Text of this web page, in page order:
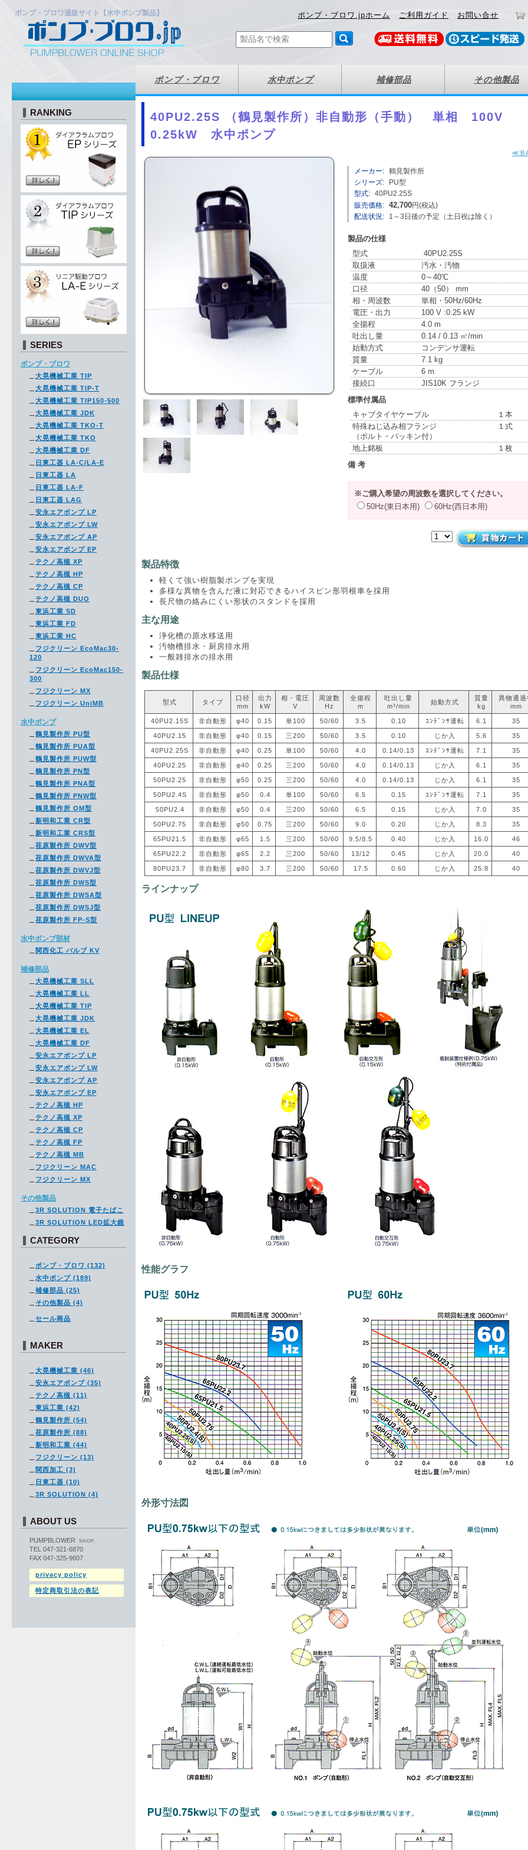
ポンプ・ブロワ通販サイト【水中ポンプ製品】 ポンプ・ブロワ.jpホーム ご利用ガイド お問い合せ
ポンプ・ブロワ 水中ポンプ 補修部品 その他製品
40PU2.25S （鶴見製作所）非自動形（手動） 単相 100V
0.25kW 水中ポンプ
メーカー: 鶴見製作所
シリーズ:
PU型
型式: 40PU2.25S
販売価格: 42,700円(税込)
配送状況:
1～3日後の予定（土日祝は除く）
製品の仕様
型式
40PU2.25S
取扱液
汚水・汚物
温度
0～40℃
口径
40（50） mm
相・周波数
単相・50Hz/60Hz
電圧・出力
100 V :0.25 kW
全揚程
4.0 m
吐出し量
0.14 / 0.13 ㎥/min
始動方式
コンデンサ運転
質量
7.1 kg
ケーブル
6 m
接続口
JIS10K フランジ
標準付属品
キャブタイヤケーブル
１本
特殊ねじ込み相フランジ
（ボルト・パッキン付）
１式
地上銘板
１枚
備 考
※ご購入希望の周波数を選択してください。
50Hz(東日本用)
60Hz(西日本用)
製品特徴
軽くて強い樹脂製ポンプを実現
多様な異物を含んだ液に対応できるハイスピン形羽根車を採用
長尺物の絡みにくい形状のスタンドを採用
主な用途
浄化槽の原水移送用
汚物槽排水・厨房排水用
一般雑排水の排水用
製品仕様
型式 タイプ
口径
mm
出力
kW
相・電圧
V
周波数
Hz
全揚程
m
吐出し量
m³/min
始動方式
質量
kg
異物通過
mm
40PU2.15S 非自動形 φ40 0.15 単100 50/60 3.5 0.10 ｺﾝﾃﾞﾝｻ運転 6.1 35
40PU2.15 非自動形 φ40 0.15 三200 50/60 3.5 0.10 じか入 5.6 35
40PU2.25S 非自動形 φ40 0.25 単100 50/60 4.0 0.14/0.13 ｺﾝﾃﾞﾝｻ運転 7.1 35
40PU2.25 非自動形 φ40 0.25 三200 50/60 4.0 0.14/0.13 じか入 6.1 35
50PU2.25 非自動形 φ50 0.25 三200 50/60 4.0 0.14/0.13 じか入 6.1 35
50PU2.4S 非自動形 φ50 0.4 単100 50/60 6.5 0.15 ｺﾝﾃﾞﾝｻ運転 7.1 35
50PU2.4 非自動形 φ50 0.4 三200 50/60 6.5 0.15 じか入 7.0 35
50PU2.75 非自動形 φ50 0.75 三200 50/60 9.0 0.20 じか入 8.3 35
65PU21.5 非自動形 φ65 1.5 三200 50/60 9.5/8.5 0.40 じか入 16.0 46
65PU22.2 非自動形 φ65 2.2 三200 50/60 13/12 0.45 じか入 20.0 40
80PU23.7 非自動形 φ80 3.7 三200 50/60 17.5 0.60 じか入 25.8 40
ラインナップ
性能グラフ
外形寸法図
RANKING
SERIES
ポンプ・ブロワ
大晃機械工業 TIP
大晃機械工業 TIP-T
大晃機械工業 TIP150-500
大晃機械工業 JDK
大晃機械工業 TKO-T
大晃機械工業 TKO
大晃機械工業 DF
日東工器 LA-C/LA-E
日東工器 LA
日東工器 LA-F
日東工器 LAG
安永エアポンプ LP
安永エアポンプ LW
安永エアポンプ AP
安永エアポンプ EP
テクノ高槻 XP
テクノ高槻 HP
テクノ高槻 CP
テクノ高槻 DUO
東浜工業 SD
東浜工業 FD
東浜工業 HC
フジクリーン EcoMac30-
120
フジクリーン EcoMac150-
300
フジクリーン MX
フジクリーン UniMB
水中ポンプ
鶴見製作所 PU型
鶴見製作所 PUA型
鶴見製作所 PUW型
鶴見製作所 PN型
鶴見製作所 PNA型
鶴見製作所 PNW型
鶴見製作所 OM型
新明和工業 CR型
新明和工業 CRS型
荏原製作所 DWV型
荏原製作所 DWVA型
荏原製作所 DWVJ型
荏原製作所 DWS型
荏原製作所 DWSA型
荏原製作所 DWSJ型
荏原製作所 FP-S型
水中ポンプ部材
関西化工 バルブ KV
補修部品
大晃機械工業 SLL
大晃機械工業 LL
大晃機械工業 TIP
大晃機械工業 JDK
大晃機械工業 EL
大晃機械工業 DF
安永エアポンプ LP
安永エアポンプ LW
安永エアポンプ AP
安永エアポンプ EP
テクノ高槻 HP
テクノ高槻 XP
テクノ高槻 CP
テクノ高槻 FP
テクノ高槻 MB
フジクリーン MAC
フジクリーン MX
その他製品
3R SOLUTION 電子たばこ
3R SOLUTION LED拡大鏡
CATEGORY
ポンプ・ブロワ (132)
水中ポンプ (189)
補修部品 (25)
その他製品 (4)
セール商品
MAKER
大晃機械工業 (46)
安永エアポンプ (35)
テクノ高槻 (11)
東浜工業 (42)
鶴見製作所 (54)
荏原製作所 (88)
新明和工業 (44)
フジクリーン (13)
関西加工 (3)
日東工器 (10)
3R SOLUTION (4)
ABOUT US
PUMPBLOWER SHOP.
TEL 047-321-6870
FAX 047-325-9607
privacy policy
特定商取引法の表記